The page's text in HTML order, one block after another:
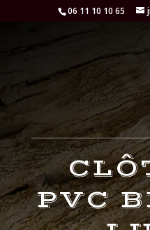
06 11 10 10 65
PVC